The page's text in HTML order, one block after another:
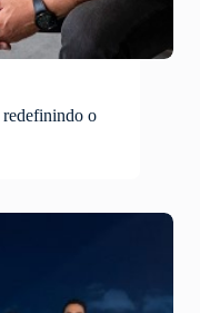
redefinindo o